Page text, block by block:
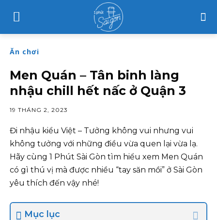
Ăn chơi
Men Quán – Tân binh làng
nhậu chill hết nấc ở Quận 3
19 THÁNG 2, 2023
Đi nhậu kiểu Việt – Tưởng không vui nhưng vui
không tưởng với những điều vừa quen lại vừa lạ.
Hãy cùng 1 Phút Sài Gòn tìm hiểu xem Men Quán
có gì thú vị mà được nhiều “tay săn mồi” ở Sài Gòn
yêu thích đến vậy nhé!
Mục lục